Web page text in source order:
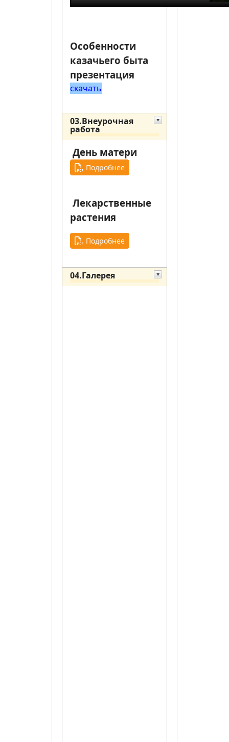
Особенности
казачьего быта
презентация
скачать
03.Внеурочная
работа
День матери
Подробнее
Лекарственные
растения
Подробнее
04.Галерея